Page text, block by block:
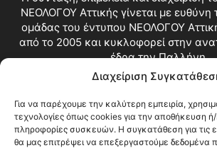
Διαχείριση
Για να παρέχουμε την καλύτερη εμπειρία,
τεχνολογίες όπως cookies για την αποθήκευση
πληροφορίες συσκευών. Η συγκατάθεση για τις
θα μας επιτρέψει να επεξεργαστούμε δεδομένα
ΝΕΟΛΟΓΟΥ Αττικής γίνεται με ευθύνη
ομάδας του έντυπου ΝΕΟΛΟΓΟΥ
από το 2005 και κυκλοφορεί στην
έδρα την Παλλήνη.
Επικοινωνία:
ΑΚΟΛΟΥΘΗΣΕ